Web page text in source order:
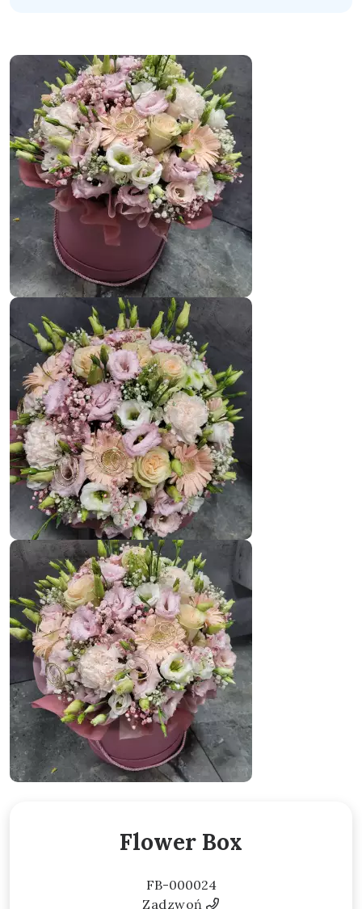
Flower Box
FB-000024
Zadzwoń